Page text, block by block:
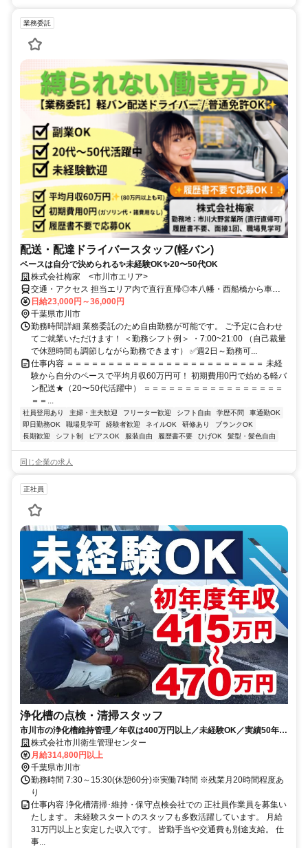
業務委託
配送・配達ドライバースタッフ(軽バン)
ペースは自分で決められる✨未経験OK✨20〜50代OK
株式会社梅家 <市川市エリア>
交通・アクセス 担当エリア内で直行直帰◎本八幡・西船橋から車
15〜20分、船橋・新鎌ケ谷から20〜25分。
日給23,000円～36,000円
千葉県市川市
勤務時間詳細 業務委託のため自由勤務が可能です。 ご予定に合わせ
てご就業いただけます！ ＜勤務シフト例＞ ・7:00~21:00 （自己裁量
で休憩時間も調節しながら勤務できます） ✅週2日～勤務可...
仕事内容 ＝＝＝＝＝＝＝＝＝＝＝＝＝＝＝＝＝＝＝＝＝＝＝＝ 未経
験から自分のペースで平均月収60万円可！ 初期費用0円で始める軽バ
ン配送★（20〜50代活躍中） ＝＝＝＝＝＝＝＝＝＝＝＝＝＝＝＝＝
＝＝...
社員登用あり 主婦・主夫歓迎 フリーター歓迎 シフト自由 学歴不問
車通勤OK
即日勤務OK
職場見学可 経験者歓迎 ネイルOK 研修あり
ブランクOK
長期歓迎
シフト制 ピアスOK 服装自由 履歴書不要 ひげOK 髪型・髪色自由
同じ企業の求人
正社員
浄化槽の点検・清掃スタッフ
市川市の浄化槽維持管理／年収は400万円以上／未経験OK／実績50年の
安定企業／土日祝の隔週休2日
株式会社市川衛生管理センター
月給314,800円以上
千葉県市川市
勤務時間 7:30～15:30(休憩60分)※実働7時間 ※残業月20時間程度あ
り
仕事内容 浄化槽清掃･維持・保守点検会社での 正社員作業員を募集い
たします。 未経験スタートのスタッフも多数活躍しています。 月給
31万円以上と安定した収入です。 皆勤手当や交通費も別途支給。 仕
事...